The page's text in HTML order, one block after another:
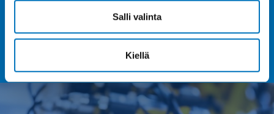
Salli valinta
Kiellä
Kilpailukykyiset hinnat, ei katkaisu- tai